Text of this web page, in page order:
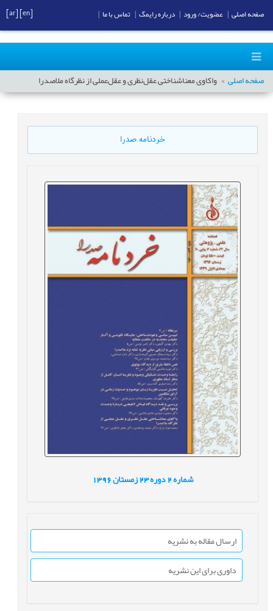
صفحه اصلی واکاوی معناشناختی عقل‌نظری و عقل‌عملی از نظرگاه ملاصدرا
خردنامه صدرا
شماره2 دوره23 زمستان1396
ارسال مقاله به نشریه
داوری برای این نشریه
صفحه اصلی عضویت/ ورود درباره رایمگ تماس با ما [ar]